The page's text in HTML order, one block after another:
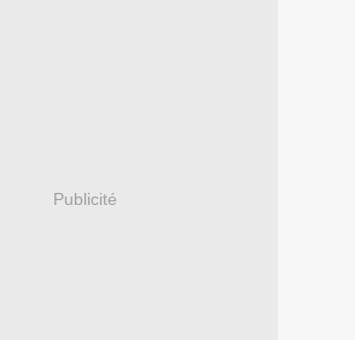
Publicité